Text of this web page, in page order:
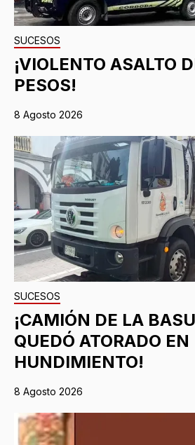
SUCESOS
¡VIOLENTO ASALTO
PESOS!
8 Agosto 2026
SUCESOS
¡CAMIÓN DE LA
QUEDÓ ATORADO EN
HUNDIMIENTO!
8 Agosto 2026